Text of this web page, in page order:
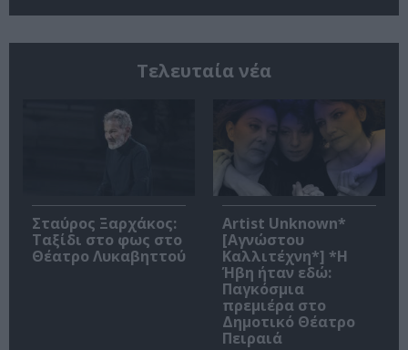
Τελευταία νέα
Σταύρος Ξαρχάκος:
Ταξίδι στο φως στο
Θέατρο Λυκαβηττού
Artist Unknown*
[Αγνώστου
Καλλιτέχνη*] *Η
Ήβη ήταν εδώ:
Παγκόσμια
πρεμιέρα στο
Δημοτικό Θέατρο
Πειραιά